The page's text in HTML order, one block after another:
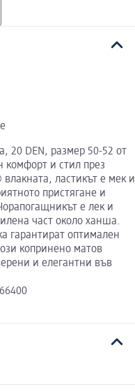
20 DEN, размер 50-52 от
комфорт и стил през
ластикът е мек и
пристягане и
е лек и
част около ханша.
гарантират оптимален
копринено матов
и елегантни във